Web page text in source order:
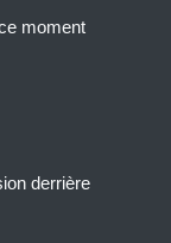
derrière
moment